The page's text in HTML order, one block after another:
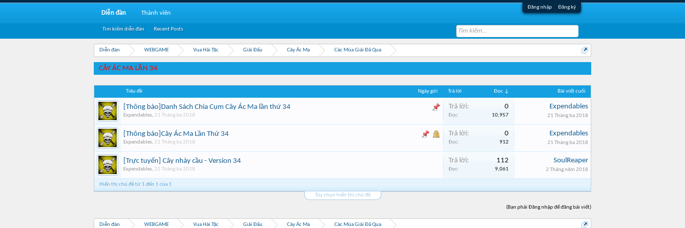
Đăng nhập Đăng ký
Diễn đàn WEBGAME Vua Hải Tặc Giải Đấu Cây Ác Ma Các Mùa Giải Đã Qua
CÂY ÁC MA LẦN 34
Tiêu đề Ngày gửi Trả lời Đọc ↓ Bài viết cuối
[Thông báo]Danh Sách Chia Cụm Cây Ác Ma lần thứ 34
Expendables, 21 Tháng ba 2018
Trả lời: 0
Đọc: 10,957
Expendables
21 Tháng ba 2018
[Thông báo]Cây Ác Ma Lần Thứ 34
Expendables, 21 Tháng ba 2018
Trả lời: 0
Đọc: 912
Expendables
21 Tháng ba 2018
[Trực tuyến] Cây nhảy cầu - Version 34
Expendables, 22 Tháng ba 2018
Trả lời: 112
Đọc: 9,061
SoulReaper
2 Tháng năm 2018
Hiển thị chủ đề từ 1 đến 1 của 1
Tùy chọn hiển thị chủ đề
(Bạn phải Đăng nhập để đăng bài viết)
Diễn đàn WEBGAME Vua Hải Tặc Giải Đấu Cây Ác Ma Các Mùa Giải Đã Qua
Diễn đàn
Tìm kiếm diễn đàn Recent Posts
Thành viên